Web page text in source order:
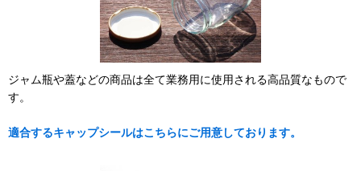
ジャム瓶や蓋などの商品は全て業務用に使用される高品質なもので
す。
適合するキャップシールはこちらにご用意しております。